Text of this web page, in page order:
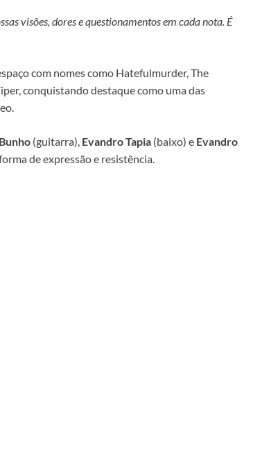
visões, dores e questionamentos em cada nota. É
com nomes como Hatefulmurder, The
conquistando destaque como uma das
(guitarra), Evandro Tapia (baixo) e Evandro
de expressão e resistência.